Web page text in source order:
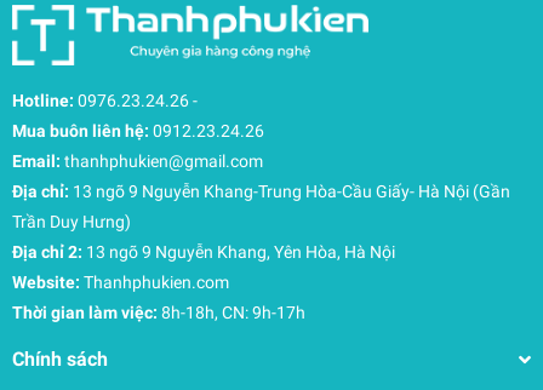
Hotline: 0976.23.24.26-
Mua buôn liên hệ: 0912.23.24.26
Email: thanhphukien@gmail.com
Địa chỉ: 13 ngõ 9 Nguyễn Khang-Trung Hòa-Cầu Giấy- Hà Nội (Gần
Trần Duy Hưng)
Địa chỉ 2: 13 ngõ 9 Nguyễn Khang, Yên Hòa, Hà Nội
Website: Thanhphukien.com
Thời gian làm việc: 8h-18h, CN: 9h-17h
Chính sách